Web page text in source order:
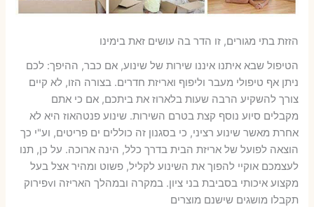
הזזת בתי מגורים, זו הדר בה עושים זאת בימינו
הטיפול שבא איתנו איננו שירות של שינוע, אם כבר, ההיפך: לכם
ניתן אף טיפולי מעבר וליפוף ואריזת חדרים. בצורה הזו, לא קיים
צורך להשקיע הרבה שעות בלארוז את ביתכם, אם כי אתם
מקבלים סיוע נוסף קצת בטרם השירות. שינוע פנטהאוז היא לא
אחרת מאשר שינוע רציני, כי בסגנון זה כוללים ים פריטים, וע"י כך
הוצאה לפועל של אריזת הבית בדרך כלל, הינה ארוכה. על כן, תנו
לעצמכם אוקיי להפוך את השינוע לקליל, פשוט ומהיר אצל בעל
מקצוע איכותי בסביבת בני ציון. במקרה ובמהלך האריזה וvפירוק
תקבלו מושגים שישנם מוצרים